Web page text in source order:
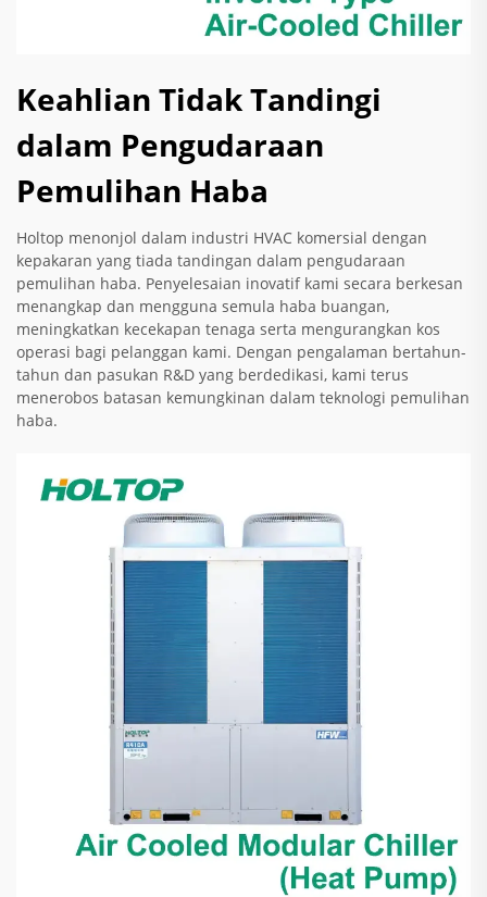
Keahlian Tidak Tandingi
dalam Pengudaraan
Pemulihan Haba
Holtop menonjol dalam industri HVAC komersial dengan
kepakaran yang tiada tandingan dalam pengudaraan
pemulihan haba. Penyelesaian inovatif kami secara berkesan
menangkap dan mengguna semula haba buangan,
meningkatkan kecekapan tenaga serta mengurangkan kos
operasi bagi pelanggan kami. Dengan pengalaman bertahun-
tahun dan pasukan R&D yang berdedikasi, kami terus
menerobos batasan kemungkinan dalam teknologi pemulihan
haba.